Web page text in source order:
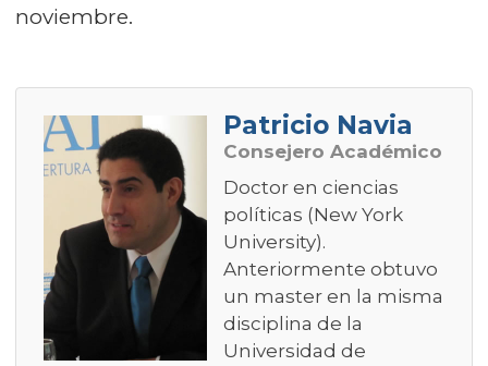
noviembre.
Patricio Navia
Consejero Académico
Doctor en ciencias
políticas (New York
University).
Anteriormente obtuvo
un master en la misma
disciplina de la
Universidad de